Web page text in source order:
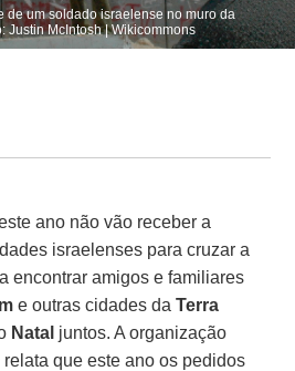
de um soldado israelense no muro da
Justin McIntosh | Wikicommons
ano não vão receber a
israelenses para cruzar a
encontrar amigos e familiares
e outras cidades daTerra
Natal juntos. A organização
relata que este ano os pedidos